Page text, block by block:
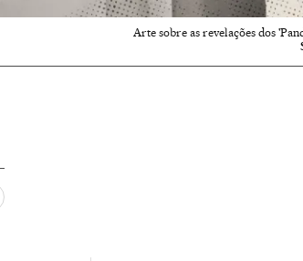
Arte sobre as revelações dos